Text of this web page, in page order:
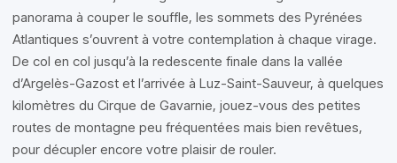
panorama à couper le souffle, les sommets des Pyrénées
Atlantiques s’ouvrent à votre contemplation à chaque virage.
De col en col jusqu’à la redescente finale dans la vallée
d’Argelès-Gazost et l’arrivée à Luz-Saint-Sauveur, à quelques
kilomètres du Cirque de Gavarnie, jouez-vous des petites
routes de montagne peu fréquentées mais bien revêtues,
pour décupler encore votre plaisir de rouler.